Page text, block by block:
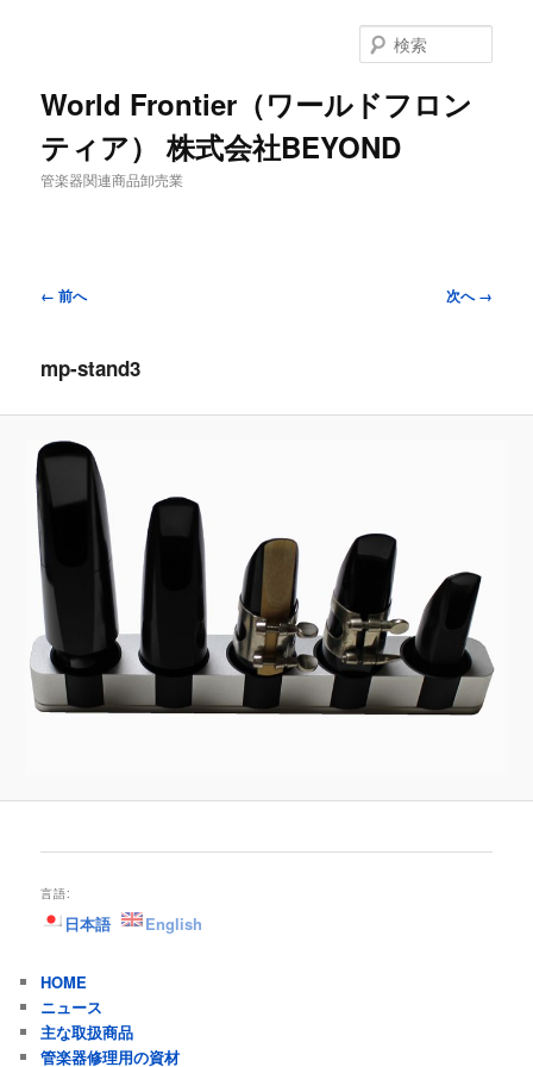
World Frontier（ワールドフロン
ティア） 株式会社BEYOND
管楽器関連商品卸売業
索
画
ビ
ー
シ
ン
← 前へ 次へ →
mp-stand3
言語:
日本語 English
HOME
ニュース
主な取扱商品
管楽器修理用の資材